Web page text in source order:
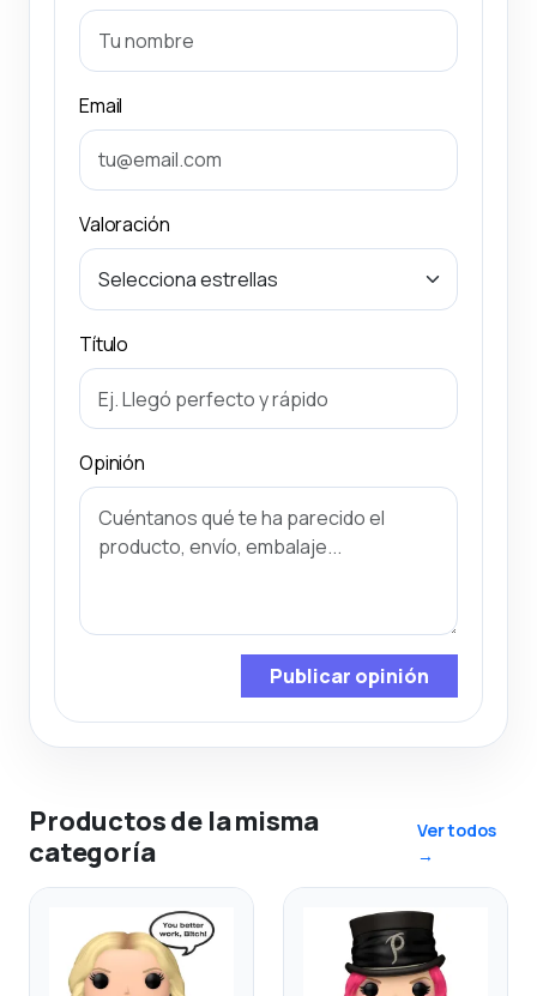
Email
Valoración
Título
Opinión
Publicar opinión
Productos de la misma
categoría
Ver todos
→